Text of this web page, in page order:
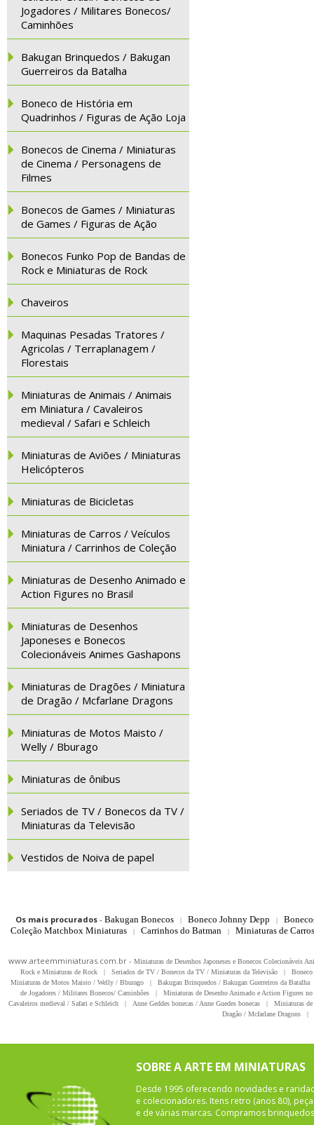
Jogadores / Militares Bonecos/
Caminhões
Bakugan Brinquedos / Bakugan
Guerreiros da Batalha
Boneco de História em
Quadrinhos / Figuras de Ação Loja
Bonecos de Cinema / Miniaturas
de Cinema / Personagens de
Filmes
Bonecos de Games / Miniaturas
de Games / Figuras de Ação
Bonecos Funko Pop de Bandas de
Rock e Miniaturas de Rock
Chaveiros
Maquinas Pesadas Tratores /
Agricolas / Terraplanagem /
Florestais
Miniaturas de Animais / Animais
em Miniatura / Cavaleiros
medieval / Safari e Schleich
Miniaturas de Aviões / Miniaturas
Helicópteros
Miniaturas de Bicicletas
Miniaturas de Carros / Veículos
Miniatura / Carrinhos de Coleção
Miniaturas de Desenho Animado e
Action Figures no Brasil
Miniaturas de Desenhos
Japoneses e Bonecos
Colecionáveis Animes Gashapons
Miniaturas de Dragões / Miniatura
de Dragão / Mcfarlane Dragons
Miniaturas de Motos Maisto /
Welly / Bburago
Miniaturas de ônibus
Seriados de TV / Bonecos da TV /
Miniaturas da Televisão
Vestidos de Noiva de papel
Os mais procurados- Bakugan Bonecos | Boneco Johnny Depp |
Coleção Matchbox Miniaturas
| Carrinhos do Batman | Miniaturas de
www.arteemminiaturas.com.br - Miniaturas de Desenhos Japoneses e Bonecos Colecionáveis
Rock e Miniaturas de Rock
| Seriados de TV / Bonecos da TV / Miniaturas da Televisão |
Miniaturas de Motos Maisto / Welly / Bburago
| Bakugan Brinquedos / Bakugan Guerreiros da Batalha
de Jogadores / Militares Bonecos/ Caminhões
|
Miniaturas de Desenho Animado e Action Figures
Cavaleiros medieval / Safari e Schleich
| Anne Geddes bonecas / Anne Guedes bonecas |
Miniaturas
Dragão / Mcfarlane Dragons
|
SOBRE A ARTE EM MINIATURAS
Desde 1995 oferecendo novidades e
e colecionadores. Itens retro (anos 80),
e de várias marcas. Compramos